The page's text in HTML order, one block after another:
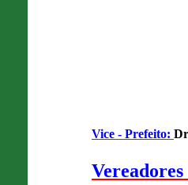
Vice - Prefeito:
Vereadores